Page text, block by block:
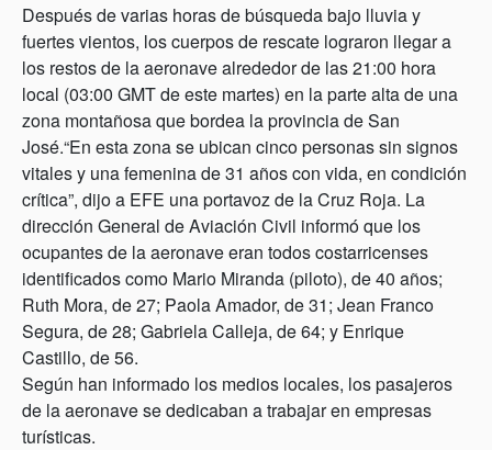
Después de varias horas de búsqueda bajo lluvia y
fuertes vientos, los cuerpos de rescate lograron llegar a
los restos de la aeronave alrededor de las 21:00 hora
local (03:00 GMT de este martes) en la parte alta de una
zona montañosa que bordea la provincia de San
José.“En esta zona se ubican cinco personas sin signos
vitales y una femenina de 31 años con vida, en condición
crítica”, dijo a EFE una portavoz de la Cruz Roja. La
dirección General de Aviación Civil informó que los
ocupantes de la aeronave eran todos costarricenses
identificados como Mario Miranda (piloto), de 40 años;
Ruth Mora, de 27; Paola Amador, de 31; Jean Franco
Segura, de 28; Gabriela Calleja, de 64; y Enrique
Castillo, de 56.
Según han informado los medios locales, los pasajeros
de la aeronave se dedicaban a trabajar en empresas
turísticas.